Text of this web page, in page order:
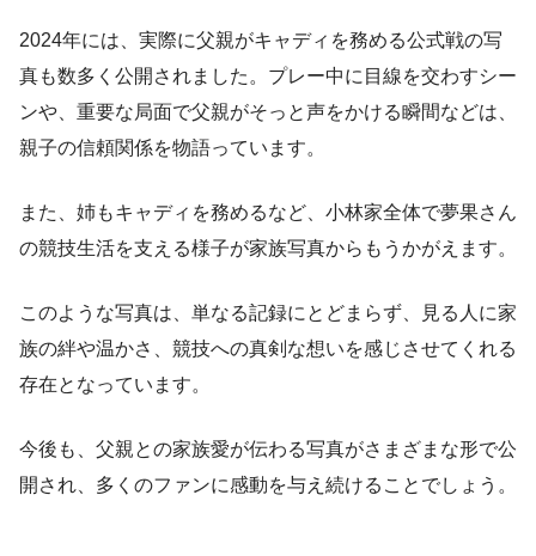
2024年には、実際に父親がキャディを務める公式戦の写
真も数多く公開されました。プレー中に目線を交わすシー
ンや、重要な局面で父親がそっと声をかける瞬間などは、
親子の信頼関係を物語っています。
また、姉もキャディを務めるなど、小林家全体で夢果さん
の競技生活を支える様子が家族写真からもうかがえます。
このような写真は、単なる記録にとどまらず、見る人に家
族の絆や温かさ、競技への真剣な想いを感じさせてくれる
存在となっています。
今後も、父親との家族愛が伝わる写真がさまざまな形で公
開され、多くのファンに感動を与え続けることでしょう。